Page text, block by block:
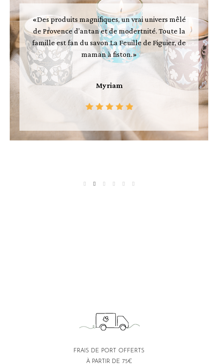
«Des produits magnifiques, un vrai univers mêlé
de Provence d’antan et de modertnité. Toute la
famille est fan du savon La Feuille de Figuier, de
maman à fiston.»
Myriam
FRAIS DE PORT OFFERTS
À PARTIR DE 75€